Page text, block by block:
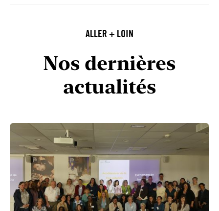
ALLER + LOIN
Nos dernières
actualités